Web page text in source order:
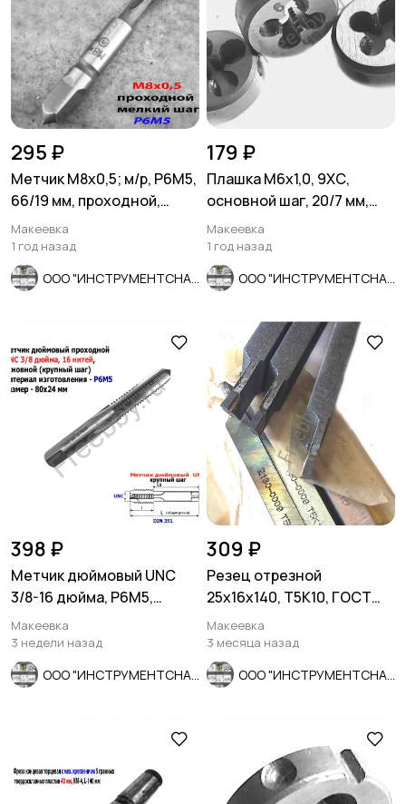
295 ₽
Метчик М8х0,5; м/р, Р6М5,
66/19 мм, проходной,
мелкий шаг, шлифов.
Макеевка
1 год назад
179 ₽
Плашка М6х1,0, 9ХС,
основной шаг, 20/7 мм,
ГОСТ 7740-71.
Макеевка
1 год назад
398 ₽
Метчик дюймовый UNC
3/8-16 дюйма, Р6М5,
штучный, 16 ниток 80/24
мм.
Макеевка
3 недели назад
309 ₽
Резец отрезной
25х16х140, Т5К10, ГОСТ
18884-73, 2130-0009.
Макеевка
3 месяца назад